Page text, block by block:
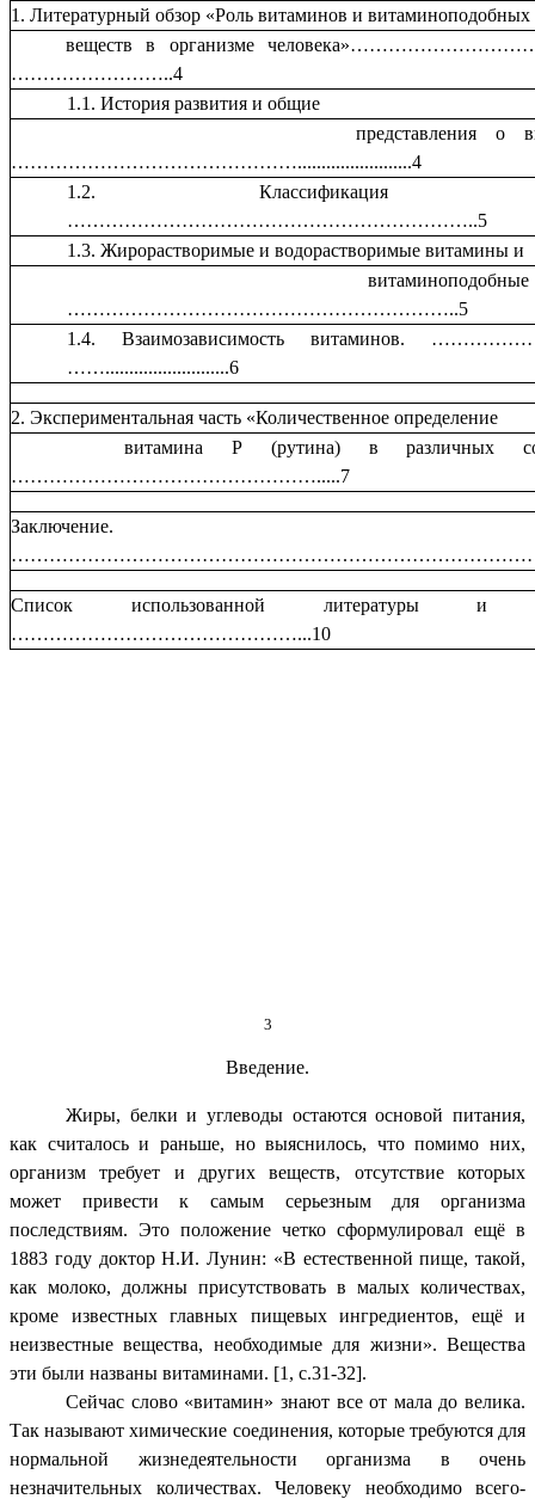
1. Литературный обзор «Роль витаминов и витаминоподобных
веществ в организме
……………………..4
1.1. История развития и общие
представления о
………………………………………........................4
1.2. Классификация
………………………………………………………..5
1.3. Жирорастворимые и водорастворимые витамины и
витаминоподобные
……………………………………………………..5
1.4. Взаимозависимость витаминов.
……..........................6
2. Экспериментальная часть «Количественное определение
витамина Р (рутина) в различных
………………………………………….....7
Заключение.
Список использованной литературы и
………………………………………...10
3
Введение.
Жиры, белки и углеводы остаются основой питания,
как считалось и раньше, но выяснилось, что помимо них,
организм требует и других веществ, отсутствие которых
может привести к самым серьезным для организма
последствиям. Это положение четко сформулировал ещё в
1883 году доктор Н.И. Лунин: «В естественной пище, такой,
как молоко, должны присутствовать в малых количествах,
кроме известных главных пищевых ингредиентов, ещё и
неизвестные вещества, необходимые для жизни». Вещества
эти были названы витаминами. [1, с.31-32].
Сейчас слово «витамин» знают все от мала до велика.
Так называют химические соединения, которые требуются для
нормальной жизнедеятельности организма в очень
незначительных количествах. Человеку необходимо всего-